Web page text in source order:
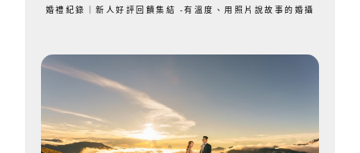
婚禮紀錄｜新人好評回饋集結 -有溫度、用照片說故事的婚攝